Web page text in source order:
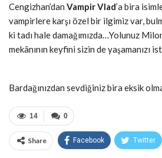
Cengizhan’dan Vampir Vlad’a bira
vampirlere karşı özel bir ilgimiz var,
ki tadı hale damağımızda…Yolunuz
mekânının keyfini sizin de yaşamanızı
Bardağınızdan sevdiğiniz bira eksik
0
14
Share Facebook Twitter